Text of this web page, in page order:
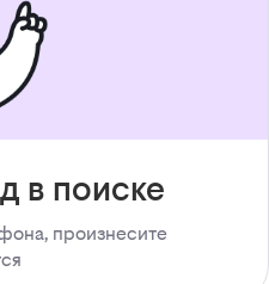
в поиске
произнесите